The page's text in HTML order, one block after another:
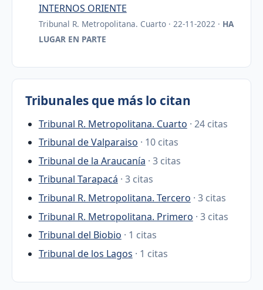
INTERNOS ORIENTE
Tribunal R. Metropolitana. Cuarto · 22-11-2022 · HA
LUGAR EN PARTE
Tribunales que más lo citan
Tribunal R. Metropolitana. Cuarto · 24 citas
Tribunal de Valparaiso · 10 citas
Tribunal de la Araucanía · 3 citas
Tribunal Tarapacá · 3 citas
Tribunal R. Metropolitana. Tercero · 3 citas
Tribunal R. Metropolitana. Primero · 3 citas
Tribunal del Biobio · 1 citas
Tribunal de los Lagos · 1 citas